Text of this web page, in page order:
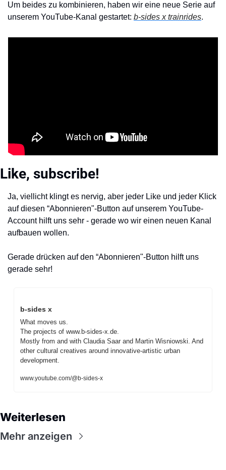
Um beides zu kombinieren, haben wir eine neue Serie auf
unserem YouTube-Kanal gestartet: b-sides x trainrides.
Like, subscribe!
Ja, viellicht klingt es nervig, aber jeder Like und jeder Klick
auf diesen “Abonnieren"-Button auf unserem YouTube-
Account hilft uns sehr - gerade wo wir einen neuen Kanal
aufbauen wollen.
Gerade drücken auf den “Abonnieren"-Button hilft uns
gerade sehr!
b-sides x
What moves us.
The projects of www.b-sides-x.de.
Mostly from and with Claudia Saar and Martin Wisniowski. And
other cultural creatives around innovative-artistic urban
development.
www.youtube.com/@b-sides-x
Weiterlesen
Mehr anzeigen